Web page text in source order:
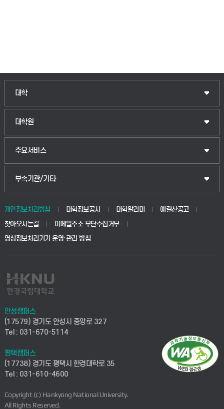
대학
대학원
주요서비스
부속기관/기타
개인정보처리방침 대학정보공시 대학알리미
예결산공고
찾아오시는길
이메일주소 무단수집거부
영상정보처리기기 운영·관리 방침
안성캠퍼스
(17579) 경기도 안성시 중앙로 327
Tel : 031-670-5114
평택캠퍼스
(17738) 경기도 평택시 한경대학로 35
Tel : 031-610-4600
Copyright (c) Hankyong National University.
All Rights Reserved.